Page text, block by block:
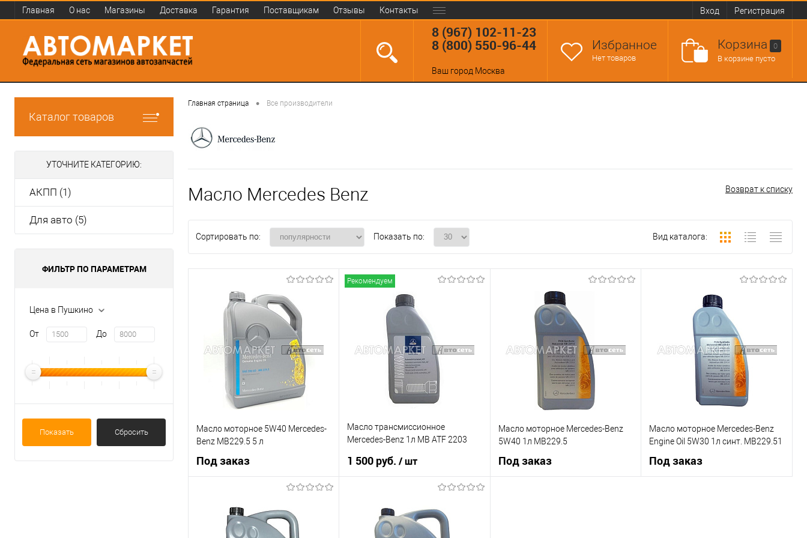
Главная О нас Магазины Доставка Гарантия Поставщикам Отзывы Контакты Вход Регистрация
8 (967) 102-11-23
8 (800) 550-96-44
Ваш город Москва
Избранное
Нет товаров
Корзина
0
В корзине пусто
Каталог товаров
УТОЧНИТЕ КАТЕГОРИЮ:
АКПП (1)
Для авто (5)
ФИЛЬТР ПО ПАРАМЕТРАМ
Цена в Пушкино
От До
Показать Сбросить
Главная страница • Все производители
Возврат к списку
Масло Mercedes Benz
Сортировать по: Показать по: Вид каталога:
Масло моторное 5W40 Mercedes-
Benz MB229.5 5 л
Под заказ
Купить в 1 клик
К сравнению
Рекомендуем
Масло трансмиссионное
Mercedes-Benz 1л MB ATF 2203
1 500 руб. / шт
Купить в 1 клик
К сравнению
Масло моторное Mercedes-Benz
5W40 1л MB229.5
Под заказ
Масло моторное Mercedes-Benz
Engine Oil 5W30 1л синт. MB229.51
Под заказ